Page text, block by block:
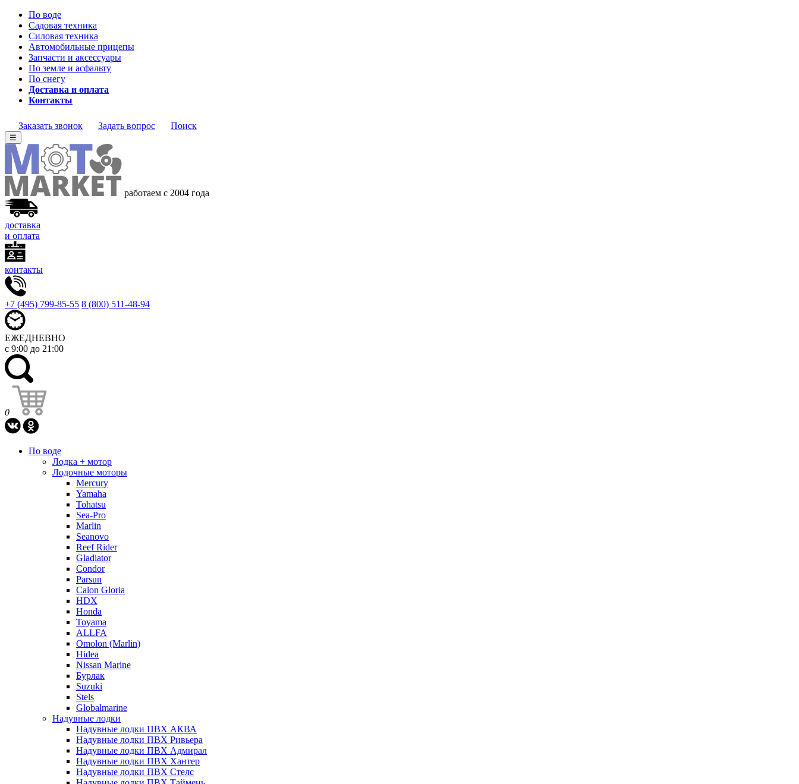
По воде
Садовая техника
Силовая техника
Автомобильные прицепы
Запчасти и аксессуары
По земле и асфальту
По снегу
Доставка и оплата
Контакты
Заказать звонок Задать вопрос Поиск
☰
работаем с 2004 года
доставка
и оплата
контакты
+7 (495) 799-85-55 8 (800) 511-48-94
ЕЖЕДНЕВНО
с 9:00 до 21:00
0
По воде
Лодка + мотор
Лодочные моторы
Mercury
Yamaha
Tohatsu
Sea-Pro
Marlin
Seanovo
Reef Rider
Gladiator
Condor
Parsun
Calon Gloria
HDX
Honda
Toyama
ALLFA
Omolon (Marlin)
Hidea
Nissan Marine
Бурлак
Suzuki
Stels
Globalmarine
Надувные лодки
Надувные лодки ПВХ АКВА
Надувные лодки ПВХ Ривьера
Надувные лодки ПВХ Адмирал
Надувные лодки ПВХ Хантер
Надувные лодки ПВХ Стелс